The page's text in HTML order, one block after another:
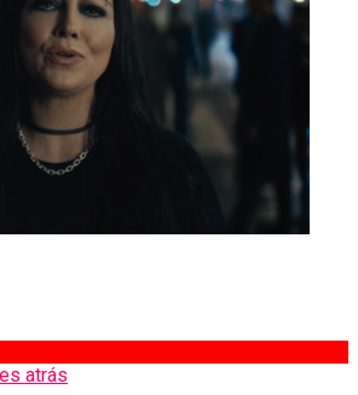
atrás